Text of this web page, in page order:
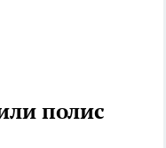
полис